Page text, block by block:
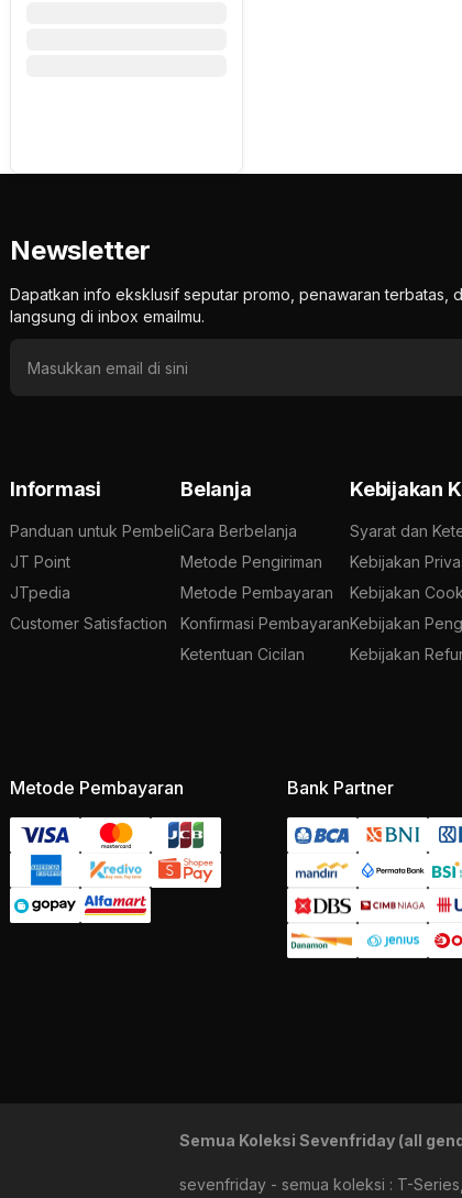
Newsletter
Dapatkan info eksklusif seputar promo, penawaran terbatas,
langsung di inbox emailmu.
Informasi
Panduan untuk Pembeli
JT Point
JTpedia
Customer Satisfaction
Belanja
Cara Berbelanja
Metode Pengiriman
Metode Pembayaran
Konfirmasi Pembayaran
Ketentuan Cicilan
Kebijakan
Syarat dan
Kebijakan
Kebijakan
Kebijakan
Kebijakan
Metode Pembayaran Bank Partner
Semua Koleksi Sevenfriday (all
sevenfriday - semua koleksi : T-Series